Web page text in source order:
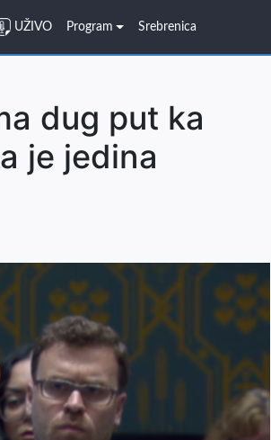
UŽIVO Program Srebrenica
dug put ka
je jedina